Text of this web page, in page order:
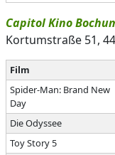
Capitol Kino
Kortumstraße 51,
Film
Spider-Man: Brand New
Day
Die Odyssee
Toy Story 5